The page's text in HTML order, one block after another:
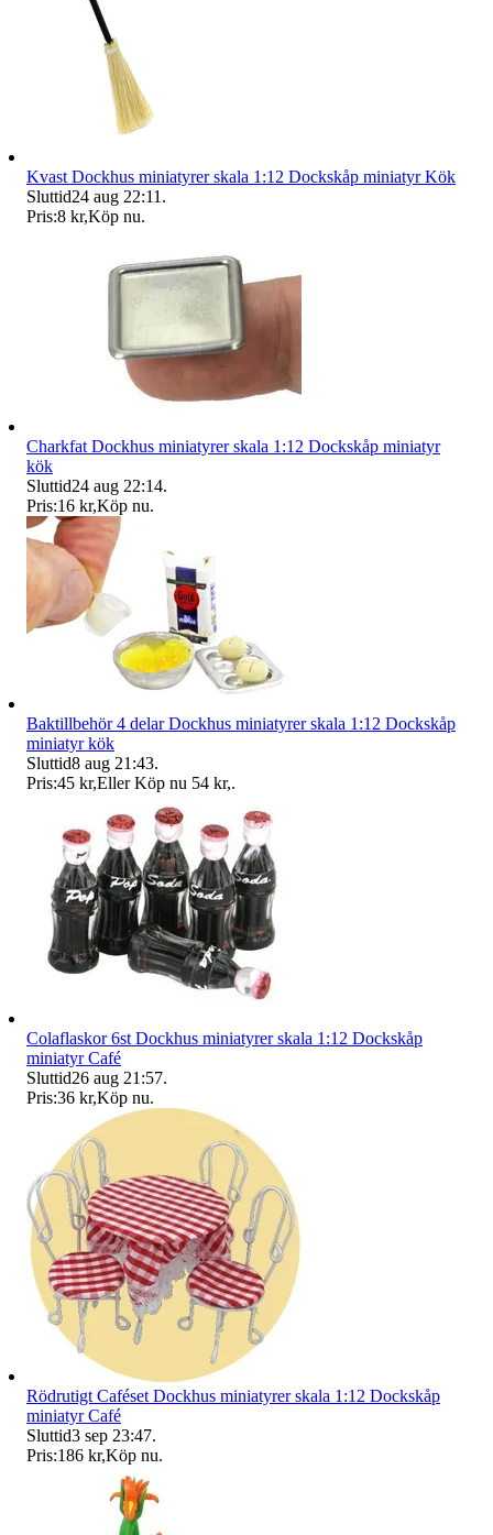
Kvast Dockhus miniatyrer skala 1:12 Dockskåp miniatyr Kök
Sluttid24 aug 22:11 .
Pris:8 kr,Köp nu.
Charkfat Dockhus miniatyrer skala 1:12 Dockskåp miniatyr
kök
Sluttid24 aug 22:14.
Pris:16 kr,Köp nu.
Baktillbehör 4 delar Dockhus miniatyrer skala 1:12 Dockskåp
miniatyr kök
Sluttid8 aug 21:43.
Pris:45 kr,Eller Köp nu 54 kr,.
Colaflaskor 6st Dockhus miniatyrer skala 1:12 Dockskåp
miniatyr Café
Sluttid26 aug 21:57.
Pris:36 kr,Köp nu.
Rödrutigt Caféset Dockhus miniatyrer skala 1:12 Dockskåp
miniatyr Café
Sluttid3 sep 23:47.
Pris:186 kr,Köp nu.